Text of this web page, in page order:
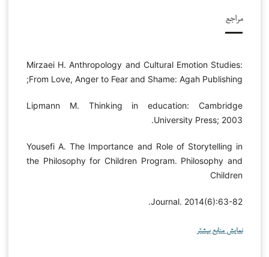
مراجع
Mirzaei H. Anthropology and Cultural Emotion Studies:
From Love, Anger to Fear and Shame: Agah Publishing;
Lipmann M. Thinking in education: Cambridge
University Press; 2003.
Yousefi A. The Importance and Role of Storytelling in
the Philosophy for Children Program. Philosophy and
Children
Journal. 2014(6):63-82.
نمایش منابع بیشتر